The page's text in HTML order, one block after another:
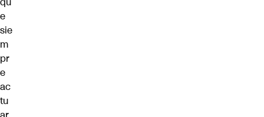
e
sie
m
pr
e
ac
tu